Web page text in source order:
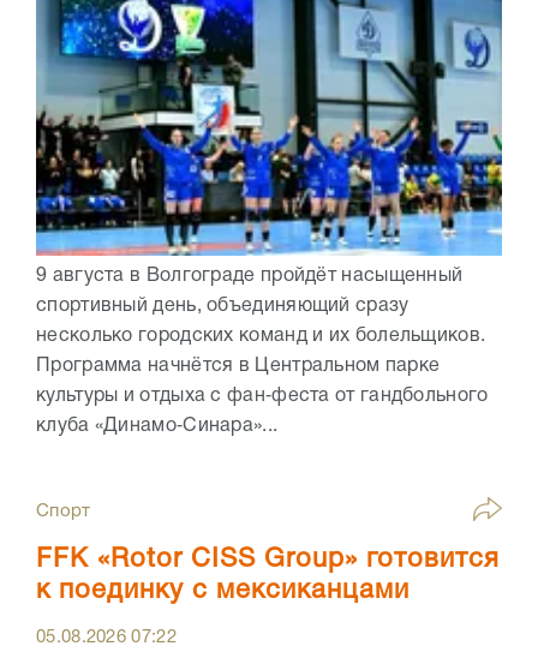
9 августа в Волгограде пройдёт насыщенный
спортивный день, объединяющий сразу
несколько городских команд и их болельщиков.
Программа начнётся в Центральном парке
культуры и отдыха с фан‑феста от гандбольного
клуба «Динамо‑Синара»...
Спорт
FFK «Rotor CISS Group» готовится
к поединку с мексиканцами
05.08.202607:22